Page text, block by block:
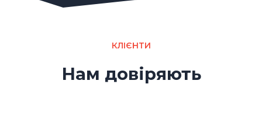
КЛІЄНТИ
Нам довіряють